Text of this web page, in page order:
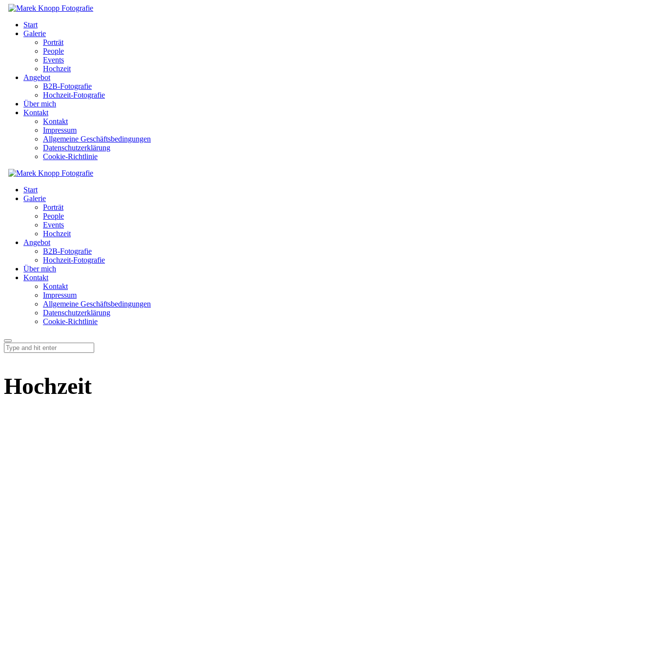
Start
Galerie
Porträt
People
Events
Hochzeit
Angebot
B2B-Fotografie
Hochzeit-Fotografie
Über mich
Kontakt
Kontakt
Impressum
Allgemeine Geschäftsbedingungen
Datenschutzerklärung
Cookie-Richtlinie
Start
Galerie
Porträt
People
Events
Hochzeit
Angebot
B2B-Fotografie
Hochzeit-Fotografie
Über mich
Kontakt
Kontakt
Impressum
Allgemeine Geschäftsbedingungen
Datenschutzerklärung
Cookie-Richtlinie
Hochzeit